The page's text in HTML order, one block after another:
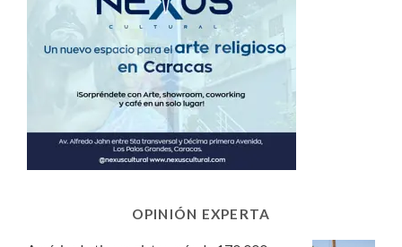
OPINIÓN EXPERTA